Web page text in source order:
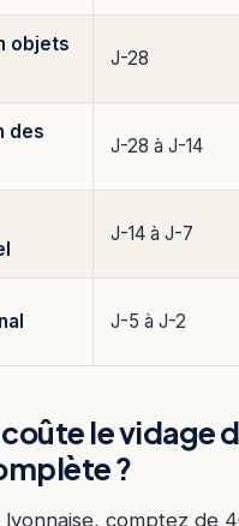
objets
J-28
des
J-28 à J-14
J-14 à J-7
J-5 à J-2
le vidage
?
lyonnaise, comptez de